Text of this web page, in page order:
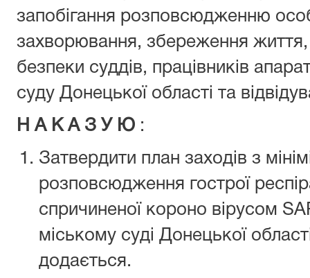
запобігання розповсюдженню
захворювання, збереження життя,
безпеки суддів, працівників
суду Донецької області та
Н А К А З У Ю :
Затвердити план заходів з
розповсюдження гострої
спричиненої короно вірусом
міському суді Донецької
додається.